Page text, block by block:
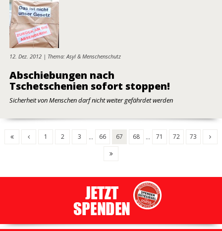
12. Dez. 2012 | Thema: Asyl & Menschenschutz
Abschiebungen nach
Tschetschenien sofort stoppen!
Sicherheit von Menschen darf nicht weiter gefährdet werden
1 2 3 ... 66 67 68 ... 71 72 73